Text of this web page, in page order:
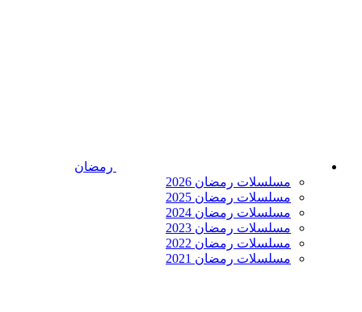
رمضان
مسلسلات رمضان 2026
مسلسلات رمضان 2025
مسلسلات رمضان 2024
مسلسلات رمضان 2023
مسلسلات رمضان 2022
مسلسلات رمضان 2021